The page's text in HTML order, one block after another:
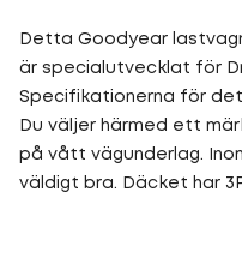
Detta Goodyear
är specialutvecklat för
Specifikationerna för
Du väljer härmed ett
på vått vägunderlag.
väldigt bra. Däcket har